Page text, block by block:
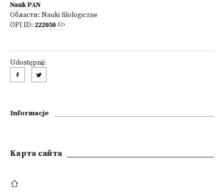
Nauk PAN
Области: Nauki filologiczne
OPI ID: 222050
Udostępnij:
Informacje
Kарта сайта